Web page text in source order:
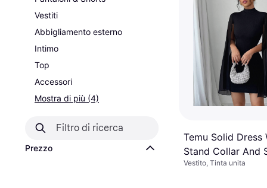
Vestiti
Abbigliamento esterno
Intimo
Top
Accessori
Mostra di più (4)
Prezzo
Temu Solid Dress
Stand Collar And
Design
Vestito, Tinta unita